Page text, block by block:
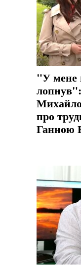
"У мене
про
Ганною